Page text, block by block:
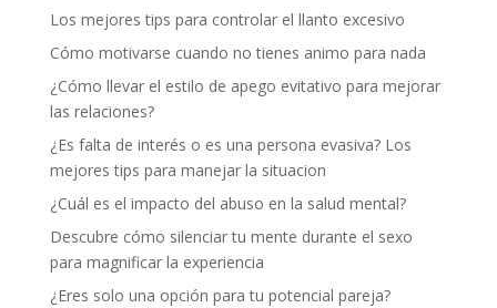
Los mejores tips para controlar el llanto excesivo
Cómo motivarse cuando no tienes animo para nada
¿Cómo llevar el estilo de apego evitativo para mejorar
las relaciones?
¿Es falta de interés o es una persona evasiva? Los
mejores tips para manejar la situacion
¿Cuál es el impacto del abuso en la salud mental?
Descubre cómo silenciar tu mente durante el sexo
para magnificar la experiencia
¿Eres solo una opción para tu potencial pareja?